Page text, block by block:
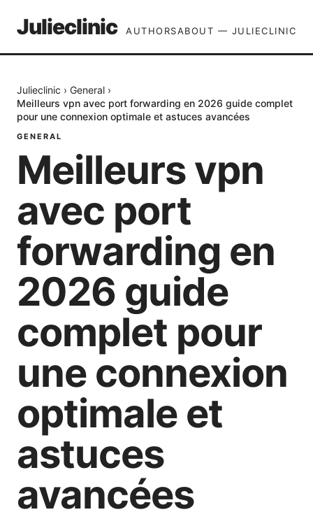
Julieclinic AUTHORSABOUT — JULIECLINIC
Julieclinic › General ›
Meilleurs vpn avec port forwarding en 2026 guide complet
pour une connexion optimale et astuces avancées
GENERAL
Meilleurs vpn
avec port
forwarding en
2026 guide
complet pour
une connexion
optimale et
astuces
avancées